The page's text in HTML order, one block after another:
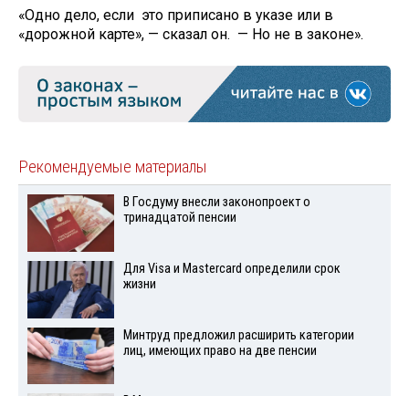
«Одно дело, если это приписано в указе или в
«дорожной карте», — сказал он. — Но не в законе».
Рекомендуемые материалы
В Госдуму внесли законопроект о
тринадцатой пенсии
Для Visа и Mastercard определили срок
жизни
Минтруд предложил расширить категории
лиц, имеющих право на две пенсии